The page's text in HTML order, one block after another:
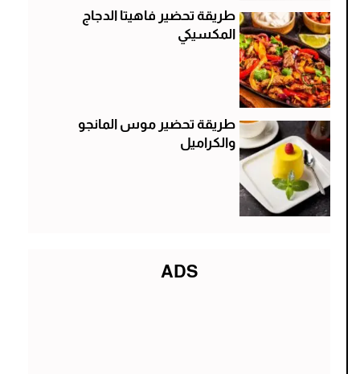
طريقة تحضير فاهيتا الدجاج
المكسيكي
طريقة تحضير موس المانجو
والكراميل
ADS